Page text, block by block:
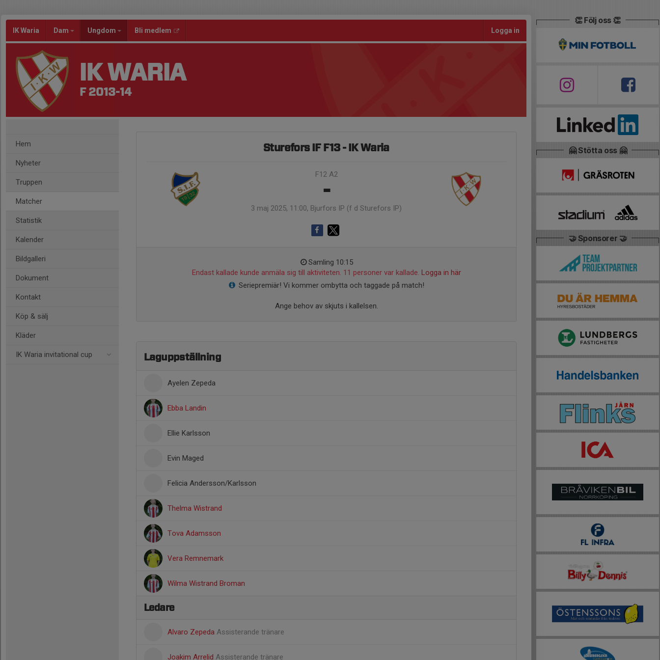
IK Waria Dam Ungdom Bli medlem Logga in
IK WARIA
F 2013-14
Hem
Nyheter
Truppen
Matcher
Statistik
Kalender
Bildgalleri
Dokument
Kontakt
Köp & sälj
Kläder
IK Waria invitational cup
Sturefors IF F13 - IK Waria
F12 A2
-
3 maj 2025, 11:00, Bjurfors IP (f d Sturefors IP)
Samling 10:15
Endast kallade kunde anmäla sig till aktiviteten. 11 personer var kallade. Logga in här
Seriepremiär! Vi kommer ombytta och taggade på match!
Ange behov av skjuts i kallelsen.
Laguppställning
Ayelen Zepeda
Ebba Landin
Ellie Karlsson
Evin Maged
Felicia Andersson/Karlsson
Thelma Wistrand
Tova Adamsson
Vera Remnemark
Wilma Wistrand Broman
Ledare
Alvaro Zepeda Assisterande tränare
Joakim Arrelid Assisterande tränare
👏 Följ oss 👏
🤗 Stötta oss 🤗
🤝 Sponsorer 🤝